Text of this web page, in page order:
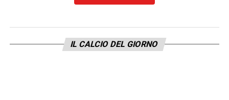
IL CALCIO DEL GIORNO